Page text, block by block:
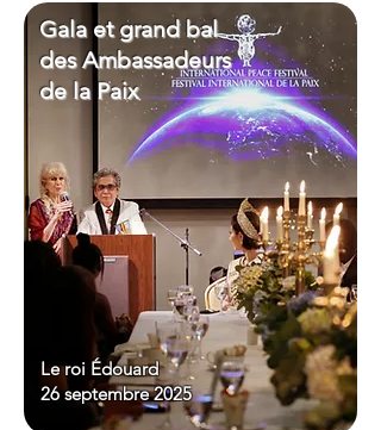
Gala et grand bal
des Ambassadeurs
de la Paix
Le roi Édouard
26 septembre 2025